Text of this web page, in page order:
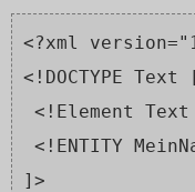
<?xml
<!DOCTYPE Text
<!Element Text
<!ENTITY
]>